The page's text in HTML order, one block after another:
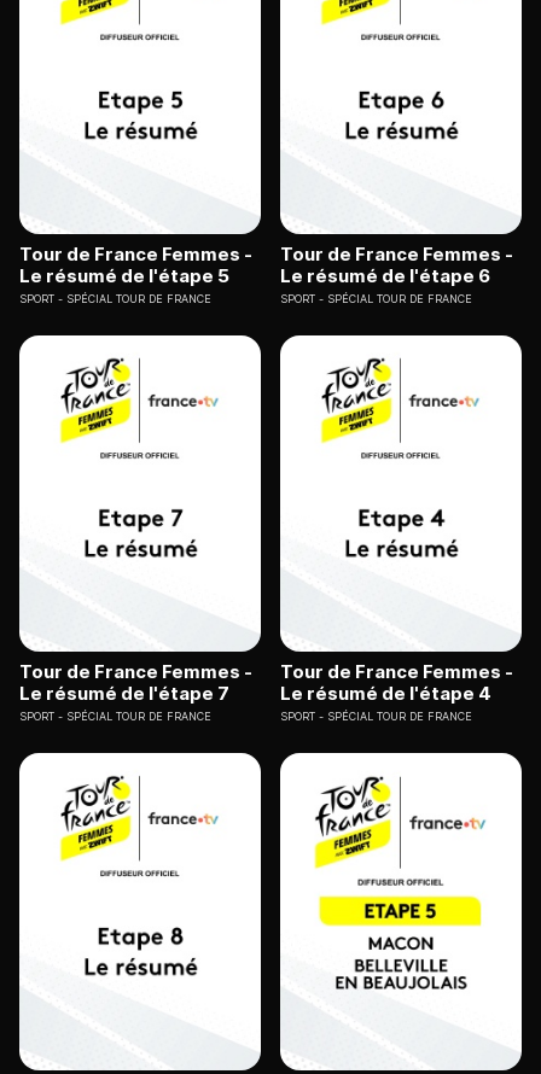
Tour de France Femmes -
Le résumé de l'étape 5
SPORT SPÉCIAL TOUR DE FRANCE
Tour de France Femmes -
Le résumé de l'étape 6
SPORT SPÉCIAL TOUR DE FRANCE
Tour de France Femmes -
Le résumé de l'étape 7
SPORT SPÉCIAL TOUR DE FRANCE
Tour de France Femmes -
Le résumé de l'étape 4
SPORT SPÉCIAL TOUR DE FRANCE